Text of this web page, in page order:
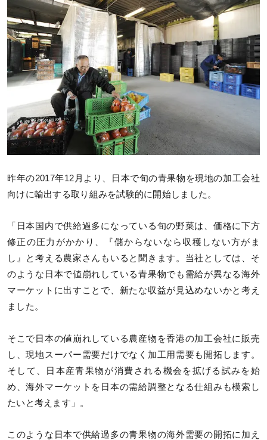
昨年の2017年12月より、日本で旬の青果物を現地の加工会社
向けに輸出する取り組みを試験的に開始しました。
「日本国内で供給過多になっている旬の野菜は、価格に下方
修正の圧力がかかり、『儲からないなら収穫しない方がま
し』と考える農家さんもいると聞きます。当社としては、そ
のような日本で値崩れしている青果物でも需給が異なる海外
マーケットに出すことで、新たな収益が見込めないかと考え
ました。
そこで日本の値崩れしている農産物を香港の加工会社に販売
し、現地スーパー需要だけでなく加工用需要も開拓します。
そして、日本産青果物が消費される機会を拡げる試みを始
め、海外マーケットを日本の需給調整となる仕組みも模索し
たいと考えます」。
このような日本で供給過多の青果物の海外需要の開拓に加え